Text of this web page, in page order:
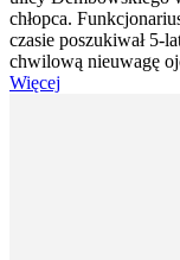
chłopca.
czasie poszukiwał 5-
chwilową nieuwagę
Więcej